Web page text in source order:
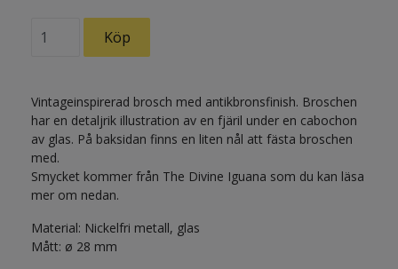
Vintageinspirerad brosch med antikbronsfinish. Broschen
har en detaljrik illustration av en fjäril under en cabochon
av glas. På baksidan finns en liten nål att fästa broschen
med.
Smycket kommer från The Divine Iguana som du kan läsa
mer om nedan.
Material: Nickelfri metall, glas
Mått: ø 28 mm